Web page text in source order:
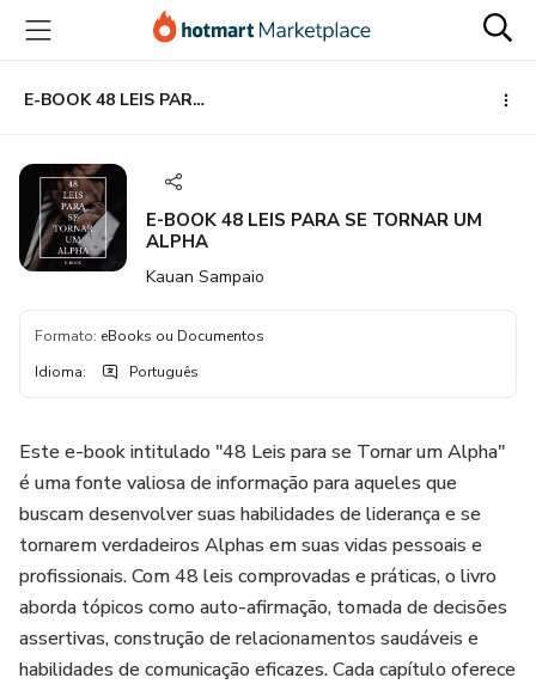
para
conteúdo
principal
para
pagamento
para
rodapé
E-BOOK 48 LEIS PARA SE TORNAR UM ALPHA
E-BOOK 48 LEIS PARA SE TORNAR UM
ALPHA
Kauan Sampaio
Formato: eBooks ou Documentos
Idioma: Português
Este e-book intitulado "48 Leis para se Tornar um Alpha"
é uma fonte valiosa de informação para aqueles que
buscam desenvolver suas habilidades de liderança e se
tornarem verdadeiros Alphas em suas vidas pessoais e
profissionais. Com 48 leis comprovadas e práticas, o livro
aborda tópicos como auto-afirmação, tomada de decisões
assertivas, construção de relacionamentos saudáveis e
habilidades de comunicação eficazes. Cada capítulo oferece